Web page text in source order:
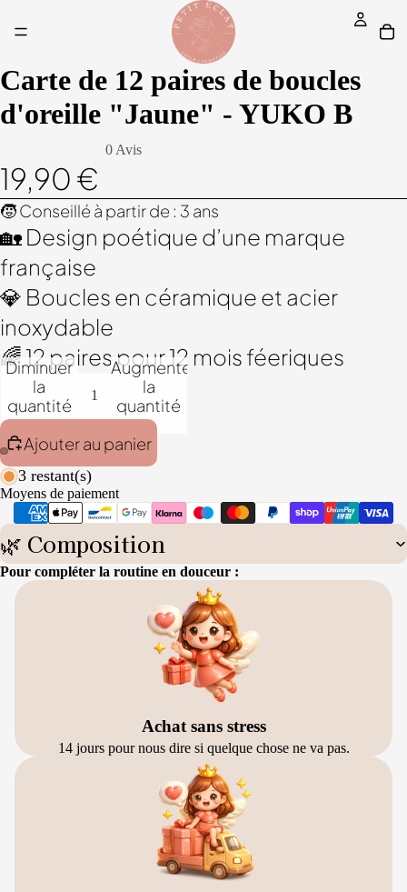
Carte de 12 paires de boucles
d'oreille "Jaune" - YUKO B
0 Avis
19,90 €
🧒 Conseillé à partir de : 3 ans
🏡 Design poétique d’une marque
française
💎 Boucles en céramique et acier
inoxydable
🌈 12 paires pour 12 mois féeriques
Diminuer
la
quantité
Augmenter
la
quantité
Ajouter au panier
3 restant(s)
Moyens de paiement
🌿 Composition
Pour compléter la routine en douceur :
Achat sans stress
14 jours pour nous dire si quelque chose ne va pas.